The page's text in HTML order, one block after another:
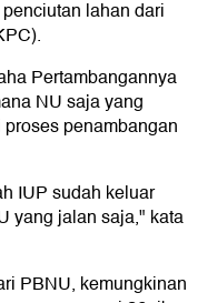
lahan dari
Pertambangannya
NU saja yang
penambangan
IUP sudah keluar
yang jalan saja," kata
PBNU, kemungkinan